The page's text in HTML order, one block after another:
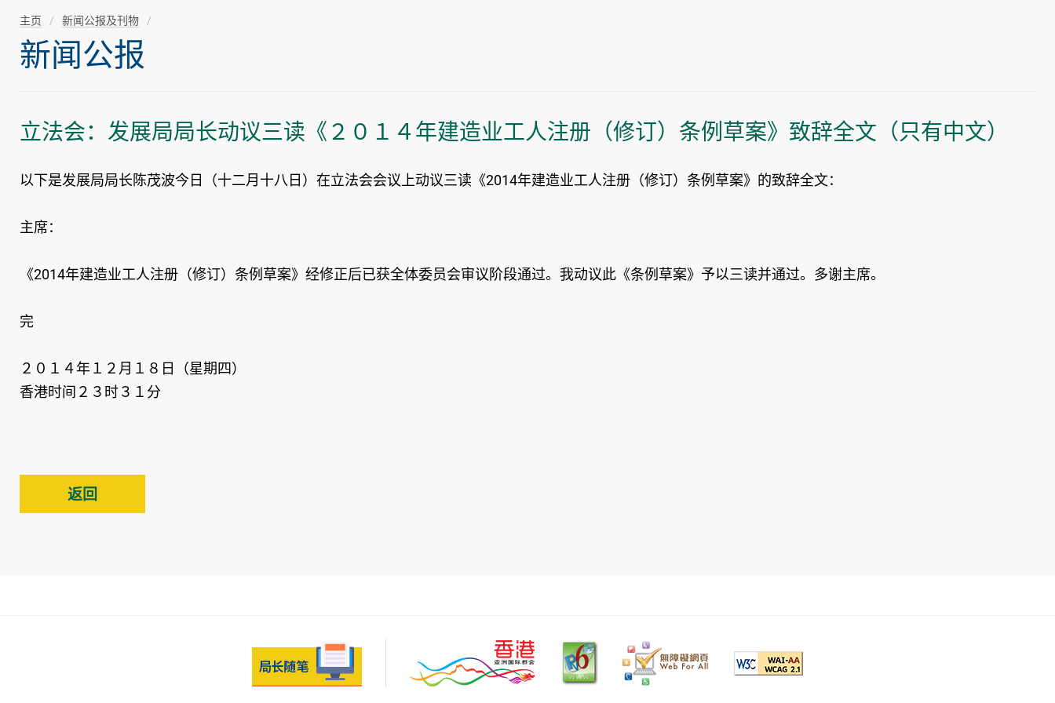
主页 新闻公报及刊物
新闻公报
立法会：发展局局长动议三读《２０１４年建造业工人注册（修订）条例草案》致辞全文（只有中文）
以下是发展局局长陈茂波今日（十二月十八日）在立法会会议上动议三读《2014年建造业工人注册（修订）条例草案》的致辞全文：
主席：
《2014年建造业工人注册（修订）条例草案》经修正后已获全体委员会审议阶段通过。我动议此《条例草案》予以三读并通过。多谢主席。
完
２０１４年１２月１８日（星期四）
香港时间２３时３１分
返回